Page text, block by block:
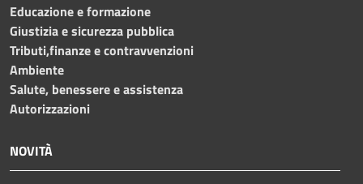
Educazione e formazione
Giustizia e sicurezza pubblica
Tributi,finanze e contravvenzioni
Ambiente
Salute, benessere e assistenza
Autorizzazioni
NOVITÀ